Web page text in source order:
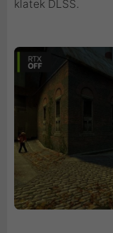
klatek DLSS.